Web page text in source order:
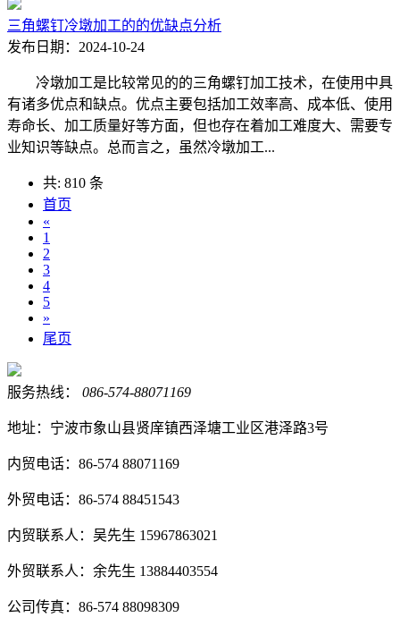
三角螺钉冷墩加工的的优缺点分析
发布日期：2024-10-24
冷墩加工是比较常见的的三角螺钉加工技术，在使用中具
有诸多优点和缺点。优点主要包括加工效率高、成本低、使用
寿命长、加工质量好等方面，但也存在着加工难度大、需要专
业知识等缺点。总而言之，虽然冷墩加工...
共: 810 条
首页
«
1
2
3
4
5
»
尾页
服务热线： 086-574-88071169
地址：宁波市象山县贤庠镇西泽塘工业区港泽路3号
内贸电话：86-574 88071169
外贸电话：86-574 88451543
内贸联系人：吴先生 15967863021
外贸联系人：余先生 13884403554
公司传真：86-574 88098309